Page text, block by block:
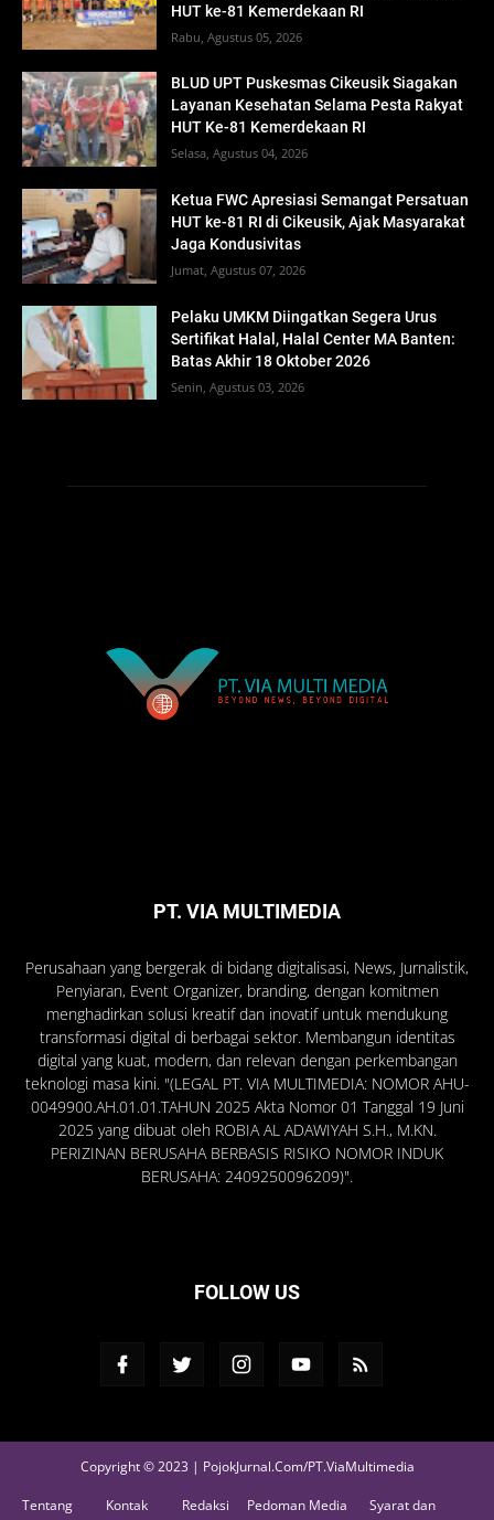
HUT ke-81 Kemerdekaan RI
Rabu, Agustus 05, 2026
BLUD UPT Puskesmas Cikeusik Siagakan
Layanan Kesehatan Selama Pesta Rakyat
HUT Ke-81 Kemerdekaan RI
Selasa, Agustus 04, 2026
Ketua FWC Apresiasi Semangat Persatuan
HUT ke-81 RI di Cikeusik, Ajak Masyarakat
Jaga Kondusivitas
Jumat, Agustus 07, 2026
Pelaku UMKM Diingatkan Segera Urus
Sertifikat Halal, Halal Center MA Banten:
Batas Akhir 18 Oktober 2026
Senin, Agustus 03, 2026
PT. VIA MULTIMEDIA
Perusahaan yang bergerak di bidang digitalisasi, News, Jurnalistik,
Penyiaran, Event Organizer, branding, dengan komitmen
menghadirkan solusi kreatif dan inovatif untuk mendukung
transformasi digital di berbagai sektor. Membangun identitas
digital yang kuat, modern, dan relevan dengan perkembangan
teknologi masa kini. "(LEGAL PT. VIA MULTIMEDIA: NOMOR AHU-
0049900.AH.01.01.TAHUN 2025 Akta Nomor 01 Tanggal 19 Juni
2025 yang dibuat oleh ROBIA AL ADAWIYAH S.H., M.KN.
PERIZINAN BERUSAHA BERBASIS RISIKO NOMOR INDUK
BERUSAHA: 2409250096209)".
FOLLOW US
Copyright © 2023 | PojokJurnal.Com/PT.ViaMultimedia
Tentang
Kontak
Redaksi
Pedoman Media
Syarat dan